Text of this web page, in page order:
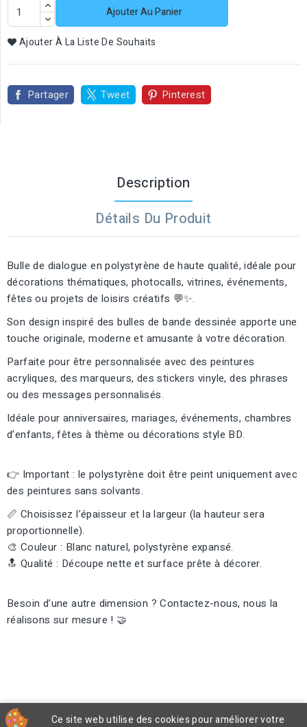
Ajouter Au Panier
Ajouter À La Liste De Souhaits
Partager Tweet Pinterest
Description
Détails Du Produit
Bulle de dialogue en polystyrène de haute qualité, idéale pour
décorations thématiques, photocalls, vitrines, événements,
fêtes ou projets de loisirs créatifs 💬✨.
Son design inspiré des bulles de bande dessinée apporte une
touche originale, moderne et amusante à votre décoration.
Parfaite pour être personnalisée avec des peintures
acryliques, des marqueurs, des stickers vinyle, des phrases
ou des messages personnalisés.
Idéale pour anniversaires, mariages, événements, chambres
d’enfants, fêtes à thème ou décorations style BD.
👉 Important : le polystyrène doit être peint uniquement avec
des peintures sans solvants.
📏 Choisissez l’épaisseur et la largeur (la hauteur sera
proportionnelle).
🎨 Couleur : Blanc naturel, polystyrène expansé.
🔝 Qualité : Découpe nette et surface prête à décorer.
Besoin d’une autre dimension ? Contactez-nous, nous la
réalisons sur mesure ! 🤝
Ce site web utilise des cookies pour améliorer votre